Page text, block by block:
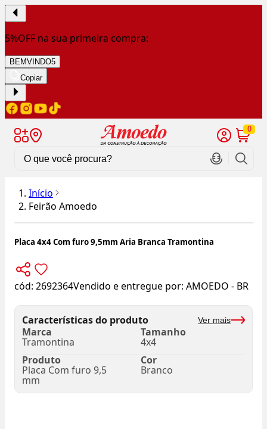
5%OFF na sua primeira compra:
BEMVINDO5
Copiar
0
Início
Feirão Amoedo
Placa 4x4 Com furo 9,5mm Aria Branca Tramontina
cód: 2692364Vendido e entregue por: AMOEDO - BR
Características do produto Ver mais
Marca
Tramontina
Tamanho
4x4
Produto
Placa Com furo 9,5
mm
Cor
Branco